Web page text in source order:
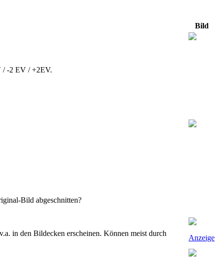
Bild
/ -2 EV / +2EV.
Bild abgeschnitten?
in den Bildecken erscheinen. Können meist durch
Anzeige